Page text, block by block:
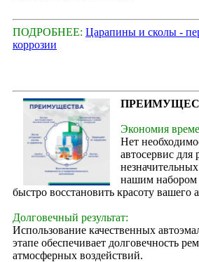
ПОДРОБНЕЕ: Царапины и сколы -
коррозии
Экономия
Нет
автосервис для
нашим набором
быстро восстановить красоту вашего
Долговечный результат:
Использование качественных
этапе обеспечивает долговечность
атмосферных воздействий.